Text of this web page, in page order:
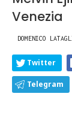
Venezia
DOMENICO
Twitter
Telegram